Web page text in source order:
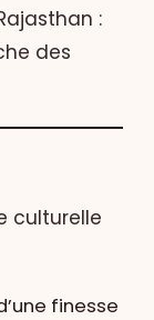
:
des
culturelle
finesse